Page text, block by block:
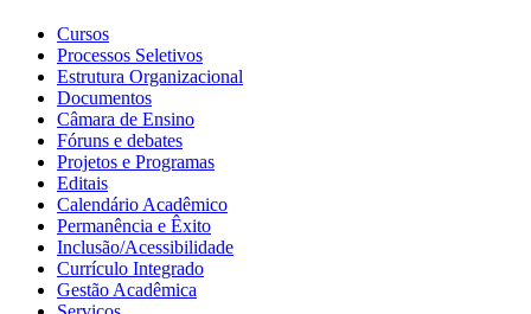
Cursos
Processos Seletivos
Estrutura Organizacional
Documentos
Câmara de Ensino
Fóruns e debates
Projetos e Programas
Editais
Calendário Acadêmico
Permanência e Êxito
Inclusão/Acessibilidade
Currículo Integrado
Gestão Acadêmica